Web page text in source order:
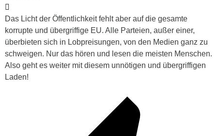
Das Licht der Öffentlichkeit fehlt aber auf die gesamte
korrupte und übergriffige EU. Alle Parteien, außer einer,
überbieten sich in Lobpreisungen, von den Medien ganz zu
schweigen. Nur das hören und lesen die meisten Menschen.
Also geht es weiter mit diesem unnötigen und übergriffigen
Laden!